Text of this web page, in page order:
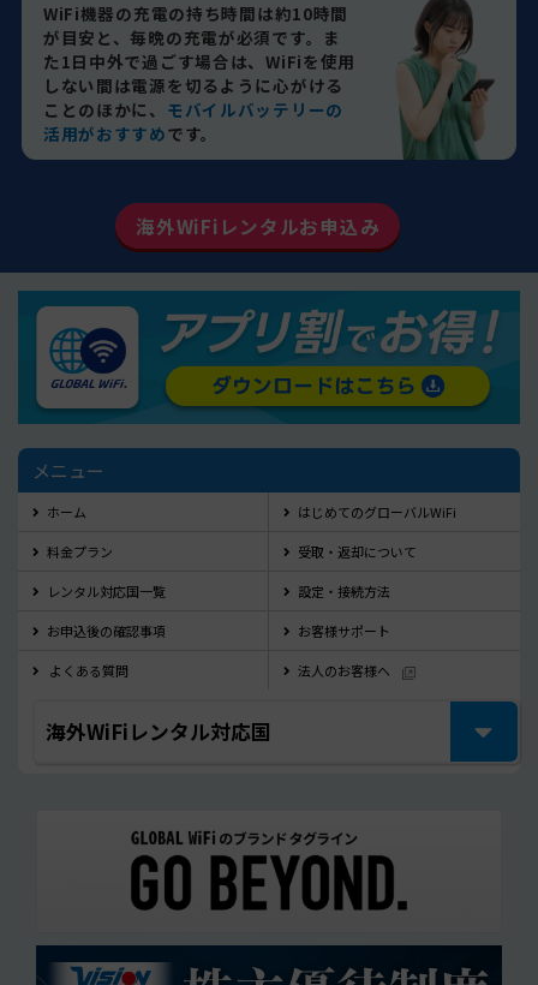
WiFi機器の充電の持ち時間は約10時間
が目安と、毎晩の充電が必須です。ま
た1日中外で過ごす場合は、WiFiを使用
しない間は電源を切るように心がける
ことのほかに、 モバイルバッテリーの
活用がおすすめです。
海外WiFiレンタルお申込み
メニュー
ホーム はじめてのグローバルWiFi
料金プラン 受取・返却について
レンタル対応国一覧 設定・接続方法
お申込後の確認事項 お客様サポート
よくある質問 法人のお客様へ
海外WiFiレンタル対応国